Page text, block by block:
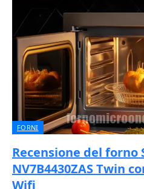
FORNI
Recensione del forno
NV7B4430ZAS Twin
Wifi